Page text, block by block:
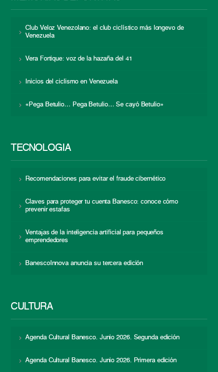
Club Veloz Venezolano: el club ciclístico más longevo de
Venezuela
Vera Fortique: voz de la hazaña del 41
Inicios del ciclismo en Venezuela
«Pega Betulio… Pega Betulio… Se cayó Betulio»
TECNOLOGÍA
Recomendaciones para evitar el fraude cibernético
Claves para proteger tu cuenta Banesco: conoce cómo
prevenir estafas
Ventajas de la inteligencia artificial para pequeños
emprendedores
BanescoInnova anuncia su tercera edición
CULTURA
Agenda Cultural Banesco. Junio 2026. Segunda edición
Agenda Cultural Banesco. Junio 2026. Primera edición